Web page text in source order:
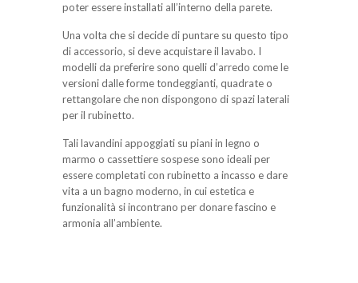
poter essere installati all’interno della parete.
Una volta che si decide di puntare su questo tipo
di accessorio, si deve acquistare il lavabo. I
modelli da preferire sono quelli d’arredo come le
versioni dalle forme tondeggianti, quadrate o
rettangolare che non dispongono di spazi laterali
per il rubinetto.
Tali lavandini appoggiati su piani in legno o
marmo o cassettiere sospese sono ideali per
essere completati con rubinetto a incasso e dare
vita a un bagno moderno, in cui estetica e
funzionalità si incontrano per donare fascino e
armonia all’ambiente.